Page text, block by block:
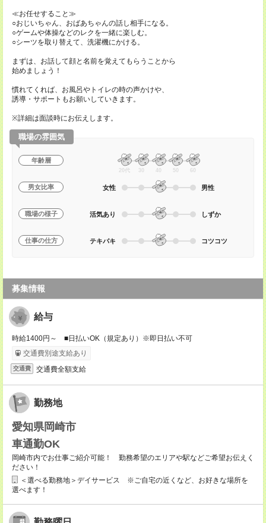
≪お任せすること≫
○おじいちゃん、おばあちゃんの話し相手になる。
○ゲームや体操などのレクを一緒に楽しむ。
○シーツを取り替えて、洗濯機にかける。
まずは、お話して顔と名前を覚えてもらうことから
始めましょう！
慣れてくれば、お風呂やトイレの時の声かけや、
誘導・サポートもお願いしていきます。
※詳細は面談時にお伝えします。
職場の雰囲気
年齢層
20代 30 40 50 60
男女比率 女性 男性
職場の様子 活気あり しずか
仕事の仕方 テキパキ コツコツ
募集情報
給与
時給1400円～ ■日払いOK（規定あり）※即日払い不可
交通費別途支給あり
交通費 交通費全額支給
勤務地
愛知県岡崎市
車通勤OK
岡崎市内でお仕事ご紹介可能！ 勤務希望のエリアや駅などご希望お伝えく
ださい！
＜選べる勤務地＞デイサービス ※ご自宅の近くなど、お好きな場所を
選べます！